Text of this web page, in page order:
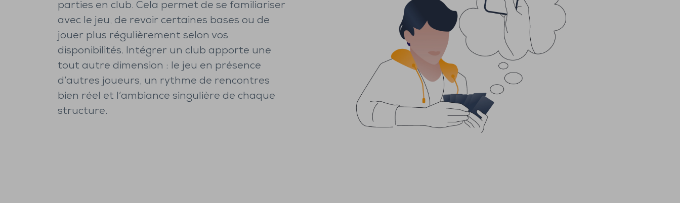
parties en club. Cela permet de se familiariser
avec le jeu, de revoir certaines bases ou de
jouer plus régulièrement selon vos
disponibilités. Intégrer un club apporte une
tout autre dimension : le jeu en présence
d’autres joueurs, un rythme de rencontres
bien réel et l’ambiance singulière de chaque
structure.